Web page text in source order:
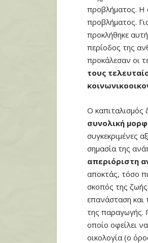
προβλήματος. Η
προβλήματος.
προκλήθηκε
περίοδος της
προκάλεσαν οι
τους
Ο καπιταλισμός
συνολική
συγκεκριμένες
σημασία της
απεριόριστη
αποκτάς, τόσο
σκοπός της
επανάσταση και
της παραγωγής.
οποίο οφείλει
οικολογία (ο